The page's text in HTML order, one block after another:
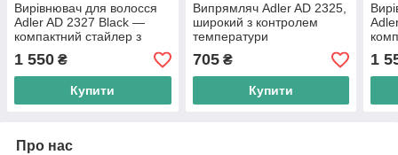
Вирівнювач для волосся
Adler AD 2327 Black —
компактний стайлер з
USB-зарядкою
1 550 ₴
Купити
Випрямляч Adler AD 2325,
широкий з контролем
температури
705₴
Купити
1
Про нас